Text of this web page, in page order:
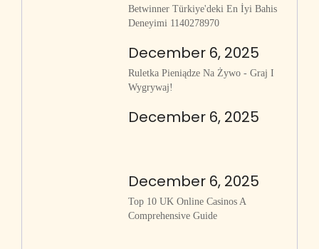
Betwinner Türkiye'deki En İyi Bahis
Deneyimi 1140278970
December 6, 2025
Ruletka Pieniądze Na Żywo - Graj I
Wygrywaj!
December 6, 2025
December 6, 2025
Top 10 UK Online Casinos A
Comprehensive Guide